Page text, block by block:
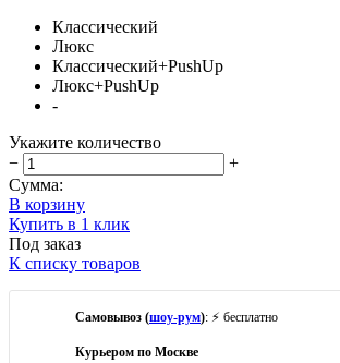
Классический
Люкс
Классический+PushUp
Люкс+PushUp
-
Укажите количество
−
+
Сумма:
В корзину
Купить в 1 клик
Под заказ
К списку товаров
Самовывоз (шоу-рум): ⚡ бесплатно
Курьером по Москве